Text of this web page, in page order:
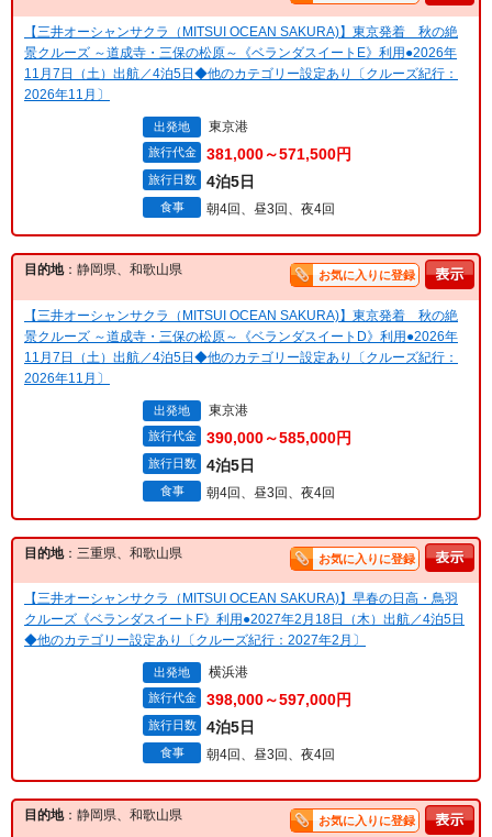
【三井オーシャンサクラ（MITSUI OCEAN SAKURA)】東京発着 秋の絶
景クルーズ ～道成寺・三保の松原～《ベランダスイートE》利用●2026年
11月7日（土）出航／4泊5日◆他のカテゴリー設定あり〔クルーズ紀行：
2026年11月〕
出発地 東京港
旅行代金 381,000～571,500円
旅行日数 4泊5日
食事 朝4回、昼3回、夜4回
目的地：静岡県、和歌山県 お気に入りに登録
【三井オーシャンサクラ（MITSUI OCEAN SAKURA)】東京発着 秋の絶
景クルーズ ～道成寺・三保の松原～《ベランダスイートD》利用●2026年
11月7日（土）出航／4泊5日◆他のカテゴリー設定あり〔クルーズ紀行：
2026年11月〕
出発地 東京港
旅行代金 390,000～585,000円
旅行日数 4泊5日
食事 朝4回、昼3回、夜4回
目的地：三重県、和歌山県 お気に入りに登録
【三井オーシャンサクラ（MITSUI OCEAN SAKURA)】早春の日高・鳥羽
クルーズ《ベランダスイートF》利用●2027年2月18日（木）出航／4泊5日
◆他のカテゴリー設定あり〔クルーズ紀行：2027年2月〕
出発地 横浜港
旅行代金 398,000～597,000円
旅行日数 4泊5日
食事 朝4回、昼3回、夜4回
目的地：静岡県、和歌山県 お気に入りに登録